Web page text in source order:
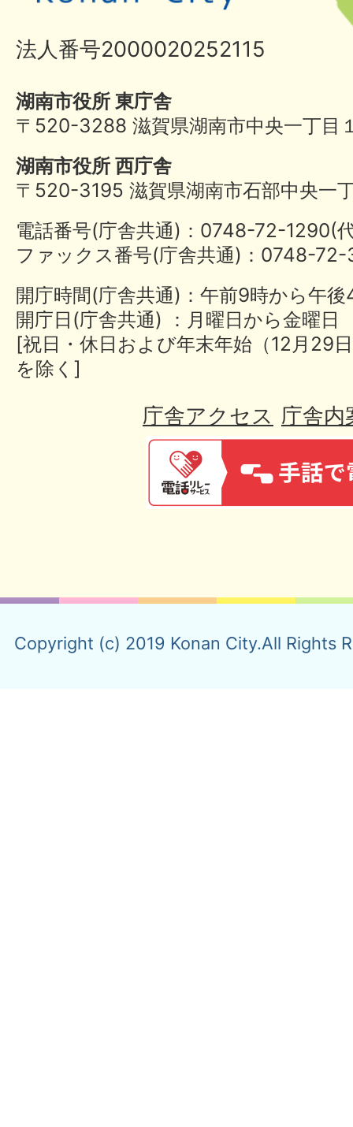
法人番号2000020252115
湖南市役所 東庁舎
〒520-3288 滋賀県湖南市中央一丁目
湖南市役所 西庁舎
〒520-3195 滋賀県湖南市石部中央一
電話番号(庁舎共通)：0748-72-
ファックス番号(庁舎共通)：0748-
開庁時間(庁舎共通)：午前9時から午
開庁日(庁舎共通) ：月曜日から金曜日
[祝日・休日および年末年始（12月29
を除く]
庁舎アクセス 庁舎内
Copyright (c) 2019 Konan City.All Rights